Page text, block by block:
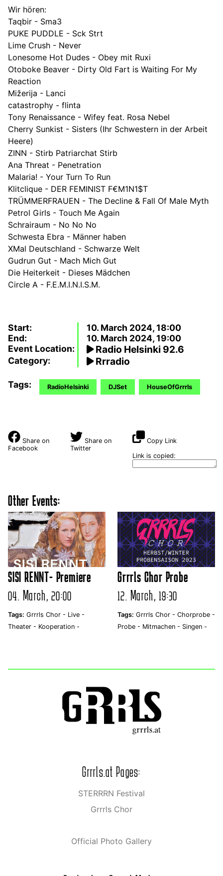
Wir hören:
Taqbir - Sma3
PUKE PUDDLE - Sck Strt
Lime Crush - Never
Lonesome Hot Dudes - Obey mit Ruxi
Otoboke Beaver - Dirty Old Fart is Waiting For My
Reaction
Mižerija - Lanci
catastrophy - flinta
Tony Renaissance - Wifey feat. Rosa Nebel
Cherry Sunkist - Sisters (Ihr Schwestern in der Arbeit
Heere)
ZINN - Stirb Patriarchat Stirb
Ana Threat - Penetration
Malaria! - Your Turn To Run
Klitclique - DER FEMINIST F€M1N1$T
TRÜMMERFRAUEN - The Decline & Fall Of Male Myth
Petrol Girls - Touch Me Again
Schrairaum - No No No
Schwesta Ebra - Männer haben
XMal Deutschland - Schwarze Welt
Gudrun Gut - Mach Mich Gut
Die Heiterkeit - Dieses Mädchen
Circle A - F.E.M.I.N.I.S.M.
Start:
10. March 2024, 18:00
End:
10. March 2024, 19:00
Event Location:
Radio Helsinki 92.6
Category: Rrradio
Tags: RadioHelsinki DJSet HouseOfGrrrls
Share on
Facebook
Share on
Twitter
Copy Link
Link is copied:
Other Events:
SISI RENNT- Premiere
04. March, 20:00
Tags: Grrrls Chor - Live -
Theater - Kooperation -
Grrrls Chor Probe
12. March, 19:30
Tags: Grrrls Chor - Chorprobe -
Probe - Mitmachen - Singen -
Grrrls.at Pages:
STERRRN Festival
Grrrls Chor
Official Photo Gallery